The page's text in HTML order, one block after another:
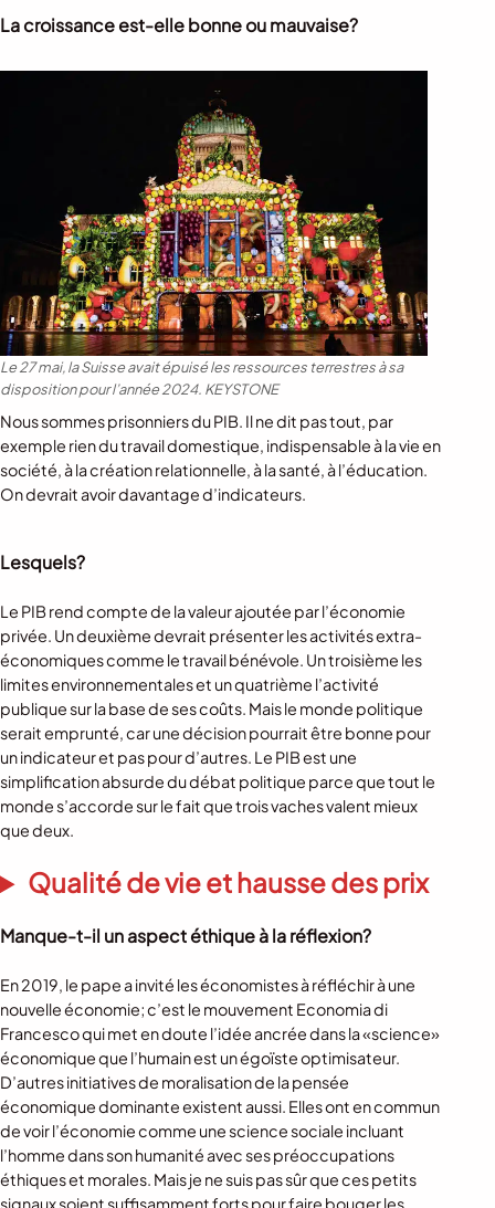
La croissance est-elle bonne ou mauvaise?
Le 27 mai, la Suisse avait épuisé les ressources terrestres à sa
disposition pour l’année 2024. KEYSTONE
Nous sommes prisonniers du PIB. Il ne dit pas tout, par
exemple rien du travail domestique, indispensable à la vie en
société, à la création relationnelle, à la santé, à l’éducation.
On devrait avoir davantage d’indicateurs.
Lesquels?
Le PIB rend compte de la valeur ajoutée par l’économie
privée. Un deuxième devrait présenter les activités extra-
économiques comme le travail bénévole. Un troisième les
limites environnementales et un quatrième l’activité
publique sur la base de ses coûts. Mais le monde politique
serait emprunté, car une décision pourrait être bonne pour
un indicateur et pas pour d’autres. Le PIB est une
simplification absurde du débat politique parce que tout le
monde s’accorde sur le fait que trois vaches valent mieux
que deux.
Qualité de vie et hausse des prix
Manque-t-il un aspect éthique à la réflexion?
En 2019, le pape a invité les économistes à réfléchir à une
nouvelle économie; c’est le mouvement Economia di
Francesco qui met en doute l’idée ancrée dans la «science»
économique que l’humain est un égoïste optimisateur.
D’autres initiatives de moralisation de la pensée
économique dominante existent aussi. Elles ont en commun
de voir l’économie comme une science sociale incluant
l’homme dans son humanité avec ses préoccupations
éthiques et morales. Mais je ne suis pas sûr que ces petits
signaux soient suffisamment forts pour faire bouger les